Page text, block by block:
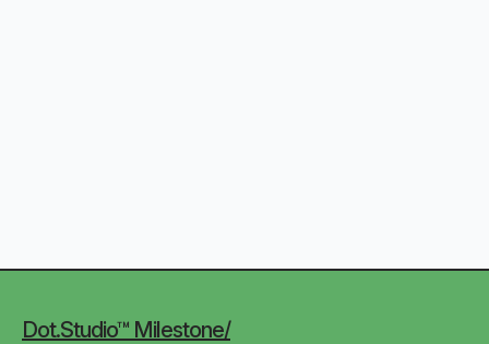
Dot.Studio™ Milestone/